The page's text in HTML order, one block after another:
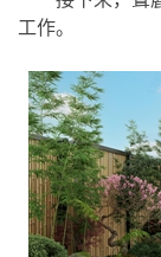
工作。